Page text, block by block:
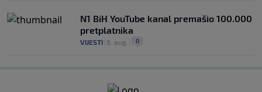
N1 BiH YouTube kanal premašio 100.000
pretplatnika
VIJESTI 6. aug. 0